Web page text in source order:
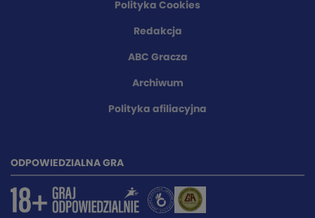
Polityka Cookies
Redakcja
ABC Gracza
Archiwum
Polityka afiliacyjna
ODPOWIEDZIALNA GRA